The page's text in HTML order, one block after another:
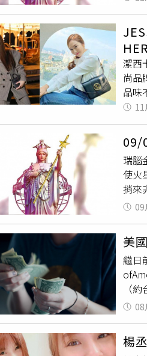
退散
職
望未
事
似
相位
綢繆
能不
間，
在朝
天時
是執
早先
來。
以誠
座
正偏
談之
發，
天驚
甘，
溯
與
金山
牡羊
感情
感情
完工
梅花
解難
昧
身心
號角
更調
諸厄
偏財
洶洶
感情
阻滯
凝香
源
吾往
閃，
揚，
潔西
尚品
品味
完美
袋／
提供
供）
11
09/
瑞腦
使火
捎來
早先
目
雖多
前行
水星
飲
護星
堪
放
淺心
09
美
繼日
（
只
用戶
08
楊